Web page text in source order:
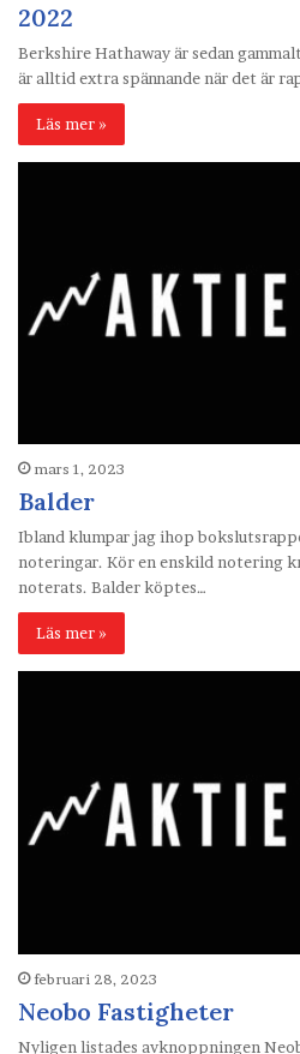
2022
Berkshire Hathaway är sedan
är alltid extra spännande när det är
Läs mer »
mars 1, 2023
Balder
Ibland klumpar jag ihop
noteringar. Kör en enskild notering
noterats. Balder köptes…
Läs mer »
februari 28, 2023
Neobo Fastigheter
Nyligen listades avknoppningen